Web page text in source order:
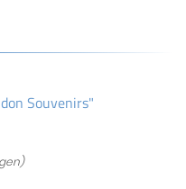
Souvenirs"